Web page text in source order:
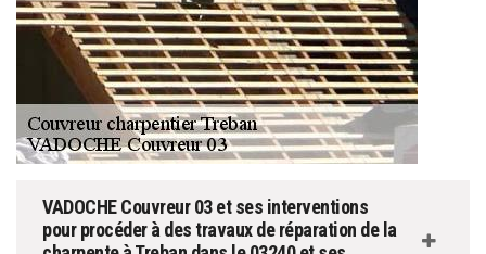
VADOCHE Couvreur 03 et ses interventions
pour procéder à des travaux de réparation de la